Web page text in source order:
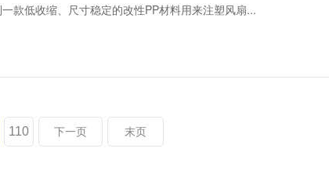
款低收缩、尺寸稳定的改性PP材料用来注塑风扇...
110 下一页 末页